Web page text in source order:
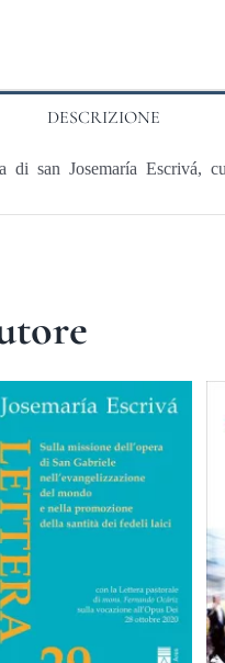
DESCRIZIONE
di san Josemaría Escrivá,